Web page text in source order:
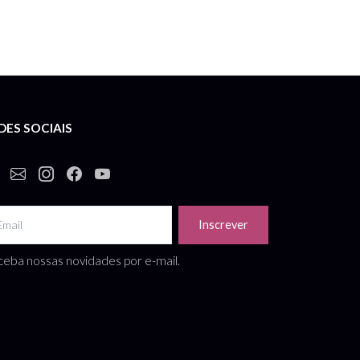
SOCIAIS
Inscrever
nossas novidades por e-mail.